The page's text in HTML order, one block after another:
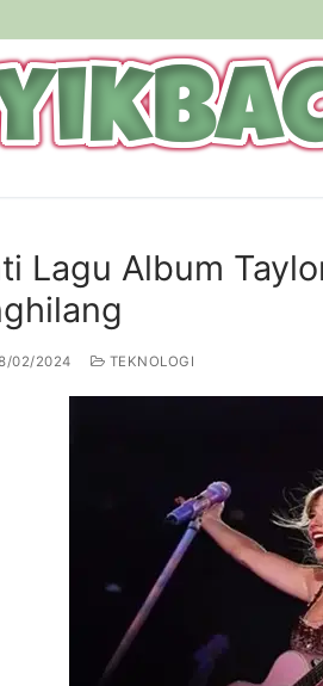
Lagu Album
02/2024 TEKNOLOGI